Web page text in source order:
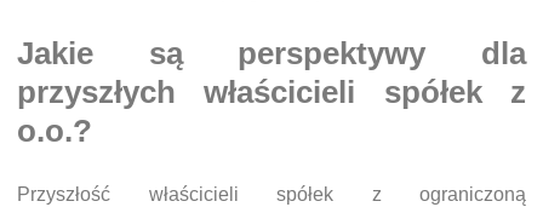
Jakie są perspektywy dla
przyszłych właścicieli spółek z
o.o.?
Przyszłość właścicieli spółek z ograniczoną